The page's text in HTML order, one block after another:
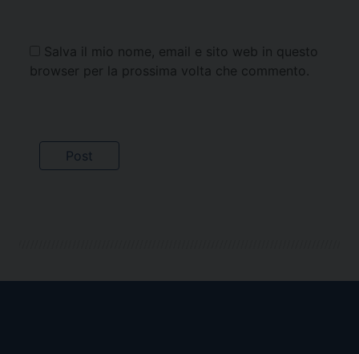
Salva il mio nome, email e sito web in questo
browser per la prossima volta che commento.